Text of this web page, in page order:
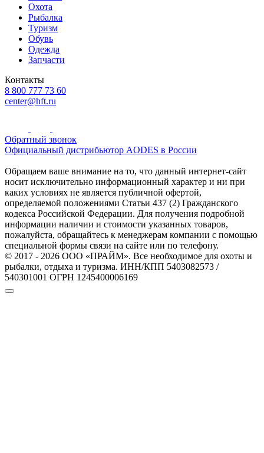
Охота
Рыбалка
Туризм
Обувь
Одежда
Запчасти
Контакты
8 800 777 73 60
center@hft.ru
Обратный звонок
Официальный дистрибьютор AODES в России
Обращаем ваше внимание на то, что данный интернет-сайт
носит исключительно информационный характер и ни при
каких условиях не является публичной офертой,
определяемой положениями Статьи 437 (2) Гражданского
кодекса Российской Федерации. Для получения подробной
информации наличии и стоимости указанных товаров,
пожалуйста, обращайтесь к менеджерам компании с помощью
специальной формы связи на сайте или по телефону.
© 2017 - 2026 ООО «ПРАЙМ». Все необходимое для охоты и
рыбалки, отдыха и туризма. ИНН/КПП 5403082573 /
540301001 ОГРН 1245400006169